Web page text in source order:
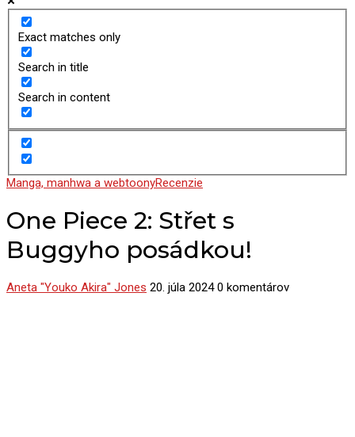
Exact matches only
Search in title
Search in content
Manga, manhwa a webtoonyRecenzie
One Piece 2: Střet s
Buggyho posádkou!
Aneta "Youko Akira" Jones 20. júla 2024 0 komentárov